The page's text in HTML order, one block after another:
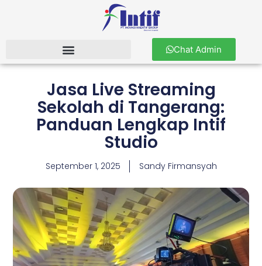
Chat Admin
Jasa Live Streaming
Sekolah di Tangerang:
Panduan Lengkap Intif
Studio
September 1, 2025 Sandy Firmansyah